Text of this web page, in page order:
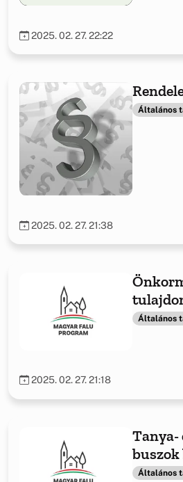
2025. 02. 27. 22:22
Általános
2025. 02. 27. 21:38
Általános
2025. 02. 27. 21:18
Tanya-
buszok
2021
Általános